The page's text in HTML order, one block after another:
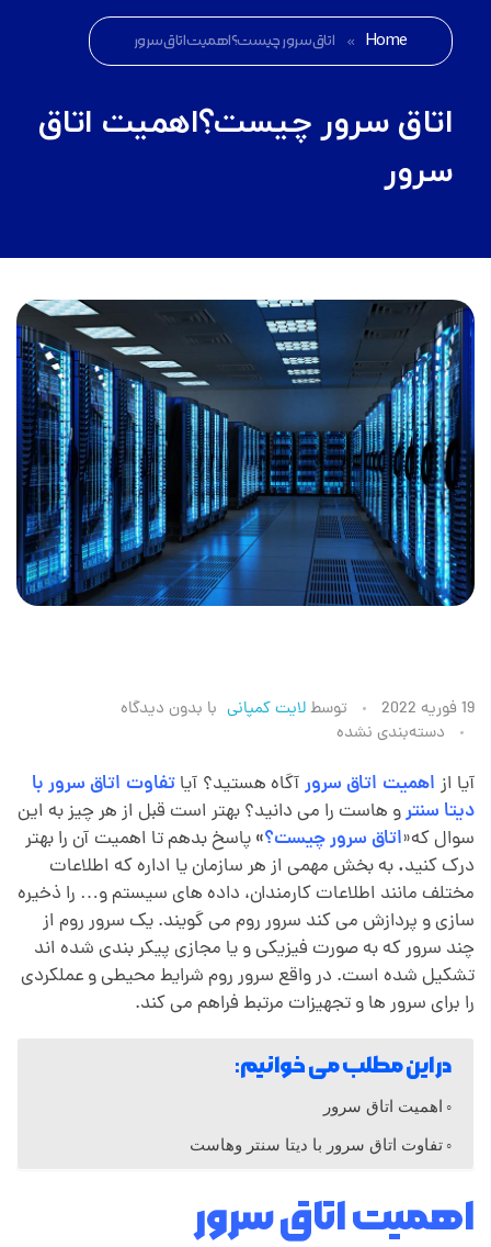
Home
» اتاق سرور چیست؟اهمیت اتاق سرور
اتاق سرور چیست؟اهمیت اتاق
سرور
ا
ت
ا
ق
س
ر
چ
19 فوریه 2022 توسطلایت کمپانی با بدون دیدگاه
دسته‌بندی نشده
آیا از اهمیت اتاق سرورآگاه هستید؟ آیاتفاوت اتاق سرور با
دیتا سنترو هاست را می دانید؟ بهتر است قبل از هر چیز به این
سوال که«اتاق سرور چیست؟»پاسخ بدهم تا اهمیت آن را بهتر
درک کنید.به بخش مهمی از هر سازمان یا اداره که اطلاعات
مختلف مانند اطلاعات کارمندان، داده های سیستم و… را ذخیره
سازی و پردازش می کند سرور روم می گویند. یک سرور روم از
چند سرور که به صورت فیزیکی و یا مجازی پیکر بندی شده اند
تشکیل شده است. در واقع سرور روم شرایط محیطی و عملکردی
را برای سرور ها و تجهیزات مرتبط فراهم می کند.
در این مطلب می خوانیم:
اهمیت اتاق سرور
تفاوت اتاق سرور با دیتا سنتر وهاست
اهمیت اتاق سرور